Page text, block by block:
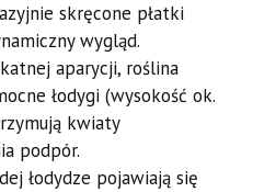
skręcone płatki
wygląd.
aparycji, roślina
łodygi (wysokość ok.
kwiaty
podpór.
łodydze pojawiają się